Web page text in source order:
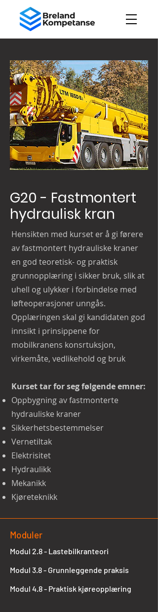
G20 - Fastmontert
hydraulisk kran
Hensikten med kurset er å gi førere
av fastmontert hydrauliske kraner
en god teoretisk- og praktisk
grunnopplæring i sikker bruk, slik at
uhell og ulykker i forbindelse med
løfteoperasjoner unngås.
Opplæringen skal gi kandidaten god
innsikt i prinsippene for
mobilkranens konsrtuksjon,
virkemåte, vedlikehold og bruk
Kurset tar for seg følgende emner:
Oppbygning av fastmonterte
hydrauliske kraner
Sikkerhetsbestemmelser
Vernetiltak
Elektrisitet
Hydraulikk
Mekanikk
Kjøreteknikk
Moduler
Modul 2.8 - Lastebilkranteori
Modul 3.8 - Grunnleggende praksis
Modul 4.8 - Praktisk kjøreopplæring